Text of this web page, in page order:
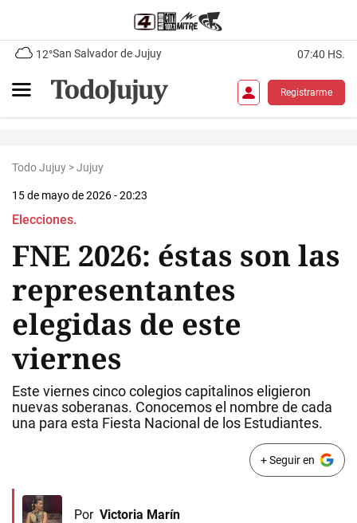
12°San Salvador de Jujuy 07:40 HS.
Registrarme
Todo Jujuy >Jujuy
15 de mayo de 2026 - 20:23
Elecciones.
FNE 2026: éstas son las
representantes
elegidas de este
viernes
Este viernes cinco colegios capitalinos eligieron
nuevas soberanas. Conocemos el nombre de cada
una para esta Fiesta Nacional de los Estudiantes.
+ Seguir en
Por Victoria Marín